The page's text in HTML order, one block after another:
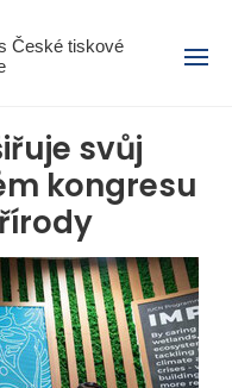
České tiskové
Menu
svůj
kongresu